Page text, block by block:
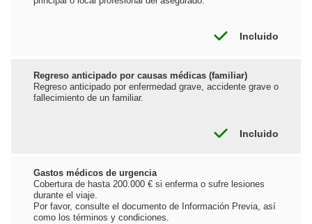
Incluido
Regreso anticipado por causas médicas (familiar)
Regreso anticipado por enfermedad grave, accidente grave o
fallecimiento de un familiar.
Incluido
Gastos médicos de urgencia
Cobertura de hasta 200.000 € si enferma o sufre lesiones
durante el viaje.
Por favor, consulte el documento de Información Previa, así
como los términos y condiciones.